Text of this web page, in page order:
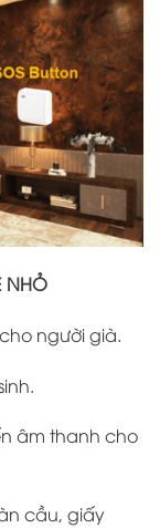
NHỎ
người già.
âm thanh cho
cầu, giấy